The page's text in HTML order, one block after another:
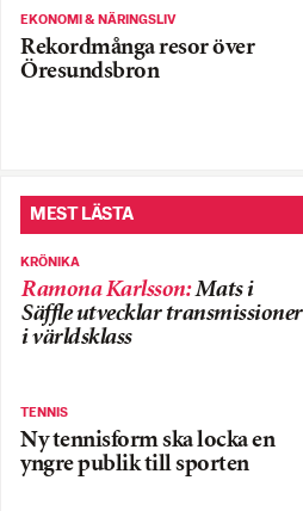
EKONOMI & NÄRINGSLIV
Rekordmånga resor över
Öresundsbron
MEST LÄSTA
KRÖNIKA
Ramona Karlsson:Mats i
Säffle utvecklar transmissioner
i världsklass
TENNIS
Ny tennisform ska locka en
yngre publik till sporten